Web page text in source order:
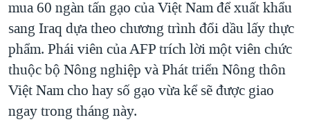
Đi
tới
"Tìm"
VẠCH TRẦN TIN GIẢ
NGƯỜI VIỆT HẢI NGOẠI
ĐỜI SỐNG
KINH TẾ
KHOA HỌC
CHIẾN TRANH THƯƠNG MẠI CỦA MỸ: QUÁ KHỨ VÀ HIỆN
TẠI
HÀNH TRÌNH BẦU CỬ 2024
MỘT NĂM CHIẾN TRANH TẠI DẢI GAZA
GIẢI MÃ VÀNH ĐAI & CON ĐƯỜNG
HỌC TIẾNG ANH
VIDEO
NGHE
MẠNG XÃ HỘI
mua 60 ngàn tấn gạo của Việt Nam để xuất khẩu
sang Iraq dựa theo chương trình đổi dầu lấy thực
phẩm. Phái viên của AFP trích lời một viên chức
thuộc bộ Nông nghiệp và Phát triển Nông thôn
Việt Nam cho hay số gạo vừa kể sẽ được giao
ngay trong tháng này.